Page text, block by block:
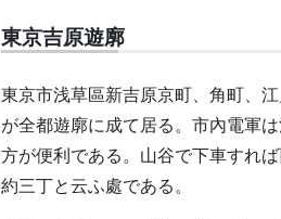
東京吉原遊廓
東京市浅草區新吉原京町、角町、
が全都遊廓に成て居る。市內電軍
方が便利である。山谷で下車すれ
約三丁と云ふ處である。